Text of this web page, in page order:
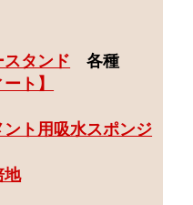
スタンド 各種
ト】
ト用吸水スポンジ
地